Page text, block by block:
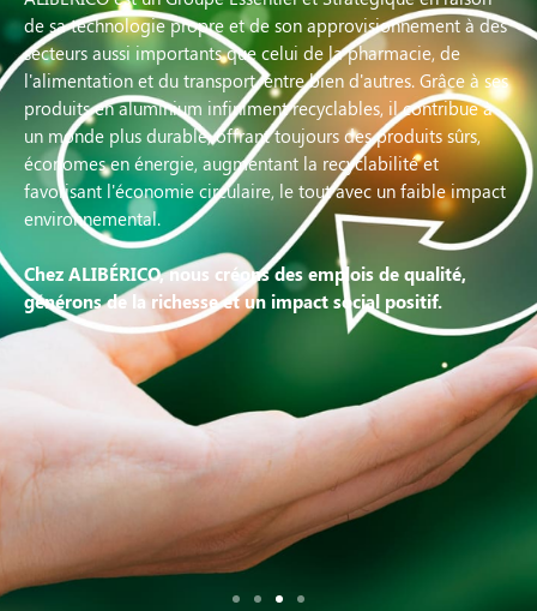
de sa technologie propre et de son approvisionnement à des
secteurs aussi importants que celui de la pharmacie, de
l'alimentation et du transport, entre bien d'autres. Grâce à ses
produits en aluminium infiniment recyclables, il contribue à
un monde plus durable, offrant toujours des produits sûrs,
économes en énergie, augmentant la recyclabilité et
favorisant l'économie circulaire, le tout avec un faible impact
environnemental.
Chez ALIBÉRICO, nous créons des emplois de qualité,
générons de la richesse et un impact social positif.